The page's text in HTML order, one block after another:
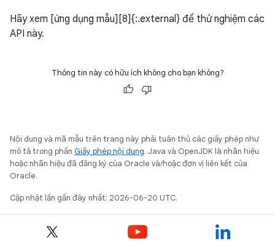
Hãy xem [ứng dụng mẫu][8]{:.external} để thử nghiệm các
API này.
Thông tin này có hữu ích không cho bạn không?
Nội dung và mã mẫu trên trang này phải tuân thủ các giấy phép như
mô tả trong phần Giấy phép nội dung. Java và OpenJDK là nhãn hiệu
hoặc nhãn hiệu đã đăng ký của Oracle và/hoặc đơn vị liên kết của
Oracle.
Cập nhật lần gần đây nhất: 2026-06-20 UTC.